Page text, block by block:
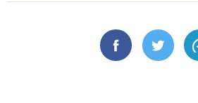
FacebookTwitter